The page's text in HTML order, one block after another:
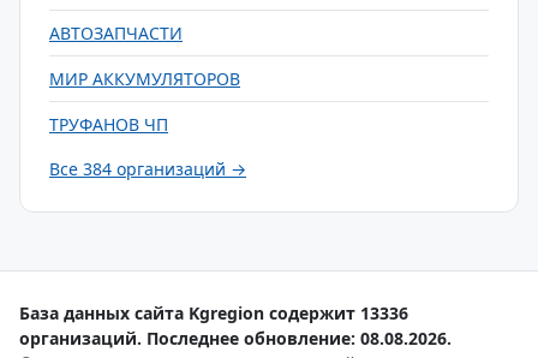
АВТОЗАПЧАСТИ
МИР АККУМУЛЯТОРОВ
ТРУФАНОВ ЧП
Все 384 организаций →
База данных сайта Kgregion содержит 13336
организаций. Последнее обновление: 08.08.2026.